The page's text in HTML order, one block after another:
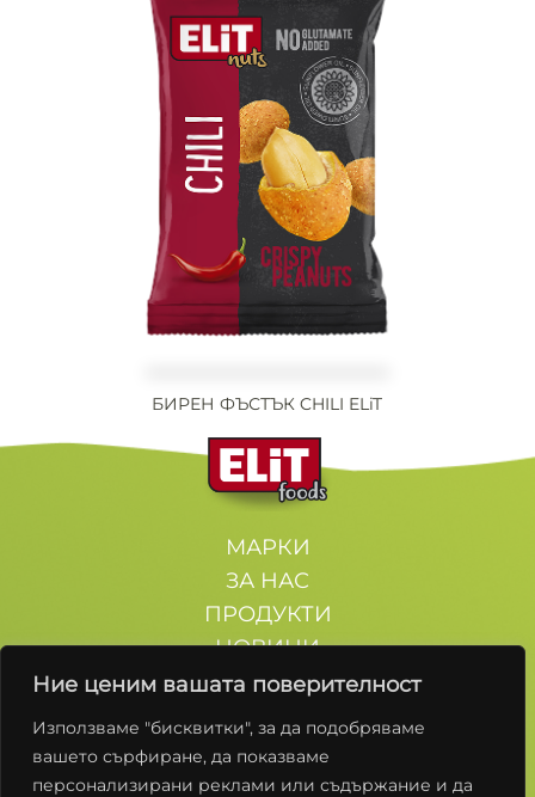
Ние ценим вашата поверителност
Използваме "бисквитки", за да подобряваме
вашето сърфиране, да показваме
персонализирани реклами или съдържание и да
БИРЕН ФЪСТЪК CHILI ELiT
МАРКИ
ЗА НАС
ПРОДУКТИ
НОВИНИ
КОНТАКТИ
Останете с нас